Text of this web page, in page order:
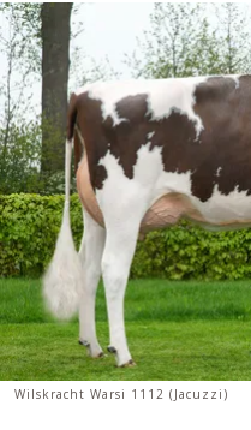
Wilskracht Warsi 1112 (Jacuzzi)